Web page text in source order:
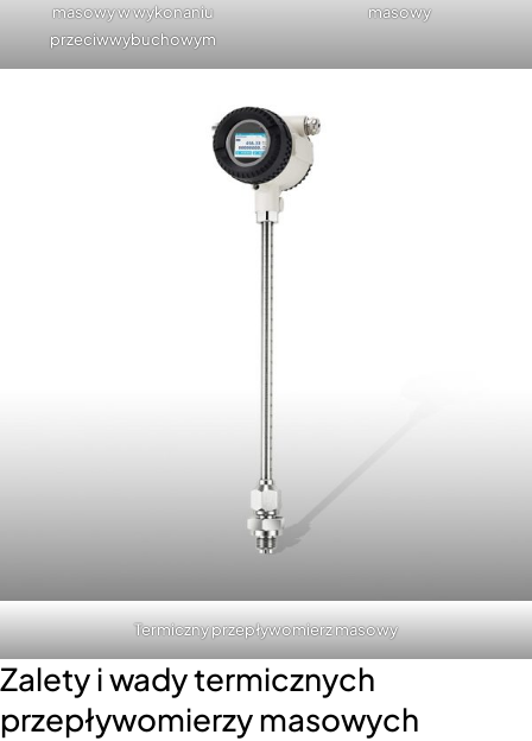
masowy w wykonaniu
przeciwwybuchowym
masowy
Termiczny przepływomierz masowy
Zalety i wady termicznych
przepływomierzy masowych